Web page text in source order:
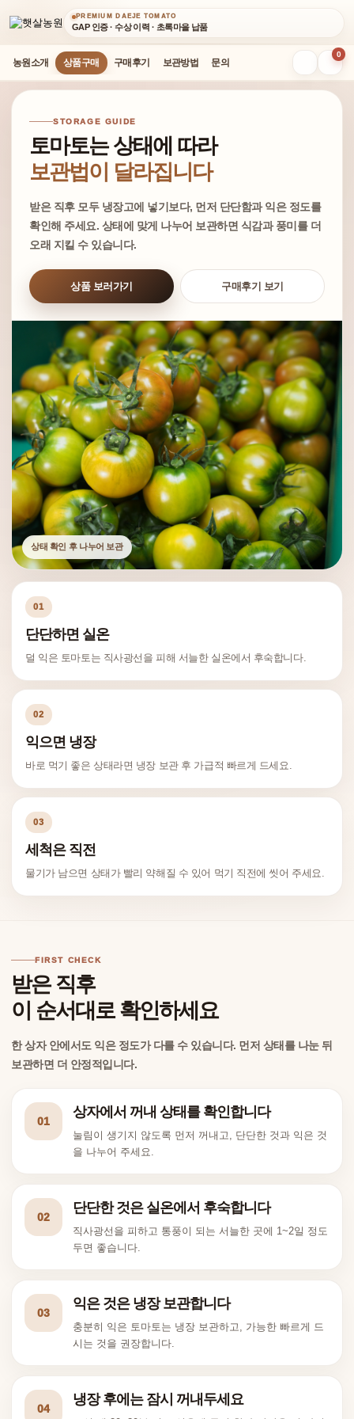
PREMIUM DAEJE TOMATO
GAP 인증 · 수상 이력 · 초록마을 납품
농원소개 상품구매 구매후기 보관방법 문의
0
STORAGE GUIDE
토마토는 상태에 따라
보관법이 달라집니다
받은 직후 모두 냉장고에 넣기보다, 먼저 단단함과 익은 정도를
확인해 주세요. 상태에 맞게 나누어 보관하면 식감과 풍미를 더
오래 지킬 수 있습니다.
상품 보러가기 구매후기 보기
상태 확인 후 나누어 보관
01
단단하면 실온
덜 익은 토마토는 직사광선을 피해 서늘한 실온에서 후숙합니다.
02
익으면 냉장
바로 먹기 좋은 상태라면 냉장 보관 후 가급적 빠르게 드세요.
03
세척은 직전
물기가 남으면 상태가 빨리 약해질 수 있어 먹기 직전에 씻어 주세요.
FIRST CHECK
받은 직후
이 순서대로 확인하세요
한 상자 안에서도 익은 정도가 다를 수 있습니다. 먼저 상태를 나눈 뒤
보관하면 더 안정적입니다.
01
상자에서 꺼내 상태를 확인합니다
눌림이 생기지 않도록 먼저 꺼내고, 단단한 것과 익은 것
을 나누어 주세요.
02
단단한 것은 실온에서 후숙합니다
직사광선을 피하고 통풍이 되는 서늘한 곳에 1~2일 정도
두면 좋습니다.
03
익은 것은 냉장 보관합니다
충분히 익은 토마토는 냉장 보관하고, 가능한 빠르게 드
시는 것을 권장합니다.
04
냉장 후에는 잠시 꺼내두세요